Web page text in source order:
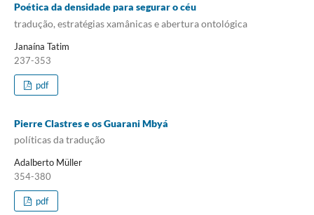
Poética da densidade para segurar o céu
tradução, estratégias xamânicas e abertura ontológica
Janaína Tatim
237-353
pdf
Pierre Clastres e os Guarani Mbyá
políticas da tradução
Adalberto Müller
354-380
pdf